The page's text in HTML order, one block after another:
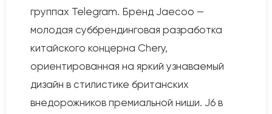
группах Telegram. Бренд Jaecoo —
молодая суббрендинговая разработка
китайского концерна Chery,
ориентированная на яркий узнаваемый
дизайн в стилистике британских
внедорожников премиальной ниши. J6 в